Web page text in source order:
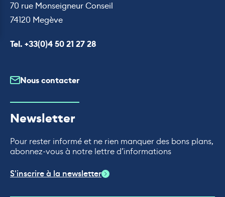
70 rue Monseigneur Conseil
74120 Megève
Appeler le
Tel. +33(0)4 50 21 27 28
Nous contacter
Newsletter
Pour rester informé et ne rien manquer des bons plans,
abonnez-vous à notre lettre d’informations
S'inscrire à la newsletter